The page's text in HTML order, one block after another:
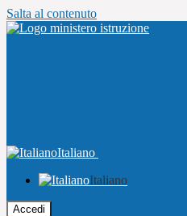
Salta al contenuto
Italiano
Italiano
Accedi